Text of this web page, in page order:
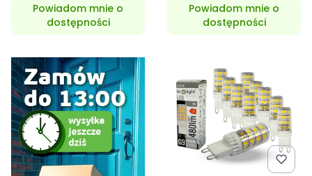
Powiadom mnie o
dostępności
Powiadom mnie o
dostępności